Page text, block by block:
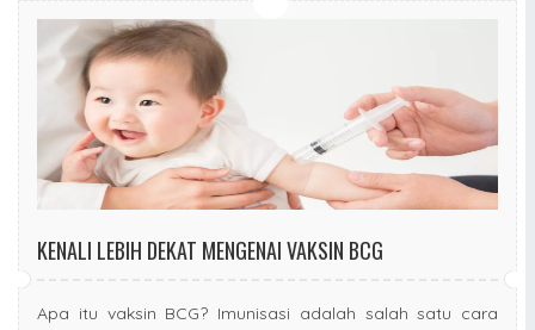
KENALI LEBIH DEKAT MENGENAI VAKSIN BCG
Apa itu vaksin BCG? Imunisasi adalah salah satu cara